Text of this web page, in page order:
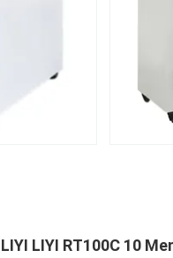
LIYI LIYI RT100C 10